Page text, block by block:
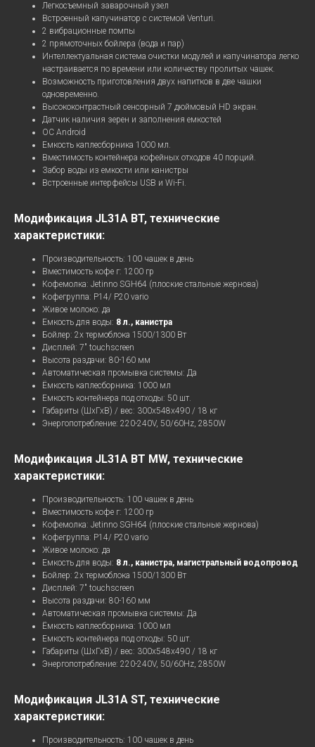
Легкосъемный заварочный узел
Встроенный капучинатор с системой Venturi.
2 вибрационные помпы
2 прямоточных бойлера (вода и пар)
Интеллектуальная система очистки модулей и капучинатора легко
настраивается по времени или количеству пролитых чашек.
Возможность приготовления двух напитков в две чашки
одновременно.
Высококонтрастный сенсорный 7 дюймовый HD экран.
Датчик наличия зерен и заполнения емкостей
ОС Android
Емкость каплесборника 1000 мл.
Вместимость контейнера кофейных отходов 40 порций.
Забор воды из емкости или канистры
Встроенные интерфейсы USB и Wi-Fi.
Модификация JL31А BT, технические
характеристики:
Производительность: 100 чашек в день
Вместимость кофе г: 1200 гр
Кофемолка: Jetinno SGH64 (плоские стальные жернова)
Кофегруппа: P14/ P20 vario
Живое молоко: да
Емкость для воды: 8 л., канистра
Бойлер: 2х термоблока 1500/1300 Вт
Дисплей: 7" touchscreen
Высота раздачи: 80-160 мм
Автоматическая промывка системы: Да
Ёмкость каплесборника: 1000 мл
Емкость контейнера под отходы: 50 шт.
Габариты (ШхГхВ) / вес: 300х548х490 / 18 кг
Энергопотребление: 220-240V, 50/60Hz, 2850W
Модификация JL31А BT MW, технические
характеристики:
Производительность: 100 чашек в день
Вместимость кофе г: 1200 гр
Кофемолка: Jetinno SGH64 (плоские стальные жернова)
Кофегруппа: P14/ P20 vario
Живое молоко: да
Емкость для воды: 8 л., канистра, магистральный водопровод
Бойлер: 2х термоблока 1500/1300 Вт
Дисплей: 7" touchscreen
Высота раздачи: 80-160 мм
Автоматическая промывка системы: Да
Ёмкость каплесборника: 1000 мл
Емкость контейнера под отходы: 50 шт.
Габариты (ШхГхВ) / вес: 300х548х490 / 18 кг
Энергопотребление: 220-240V, 50/60Hz, 2850W
Модификация JL31А ST, технические
характеристики:
Производительность: 100 чашек в день